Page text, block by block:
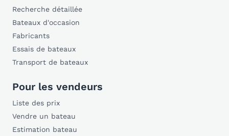
Recherche détaillée
Bateaux d'occasion
Fabricants
Essais de bateaux
Transport de bateaux
Pour les vendeurs
Liste des prix
Vendre un bateau
Estimation bateau